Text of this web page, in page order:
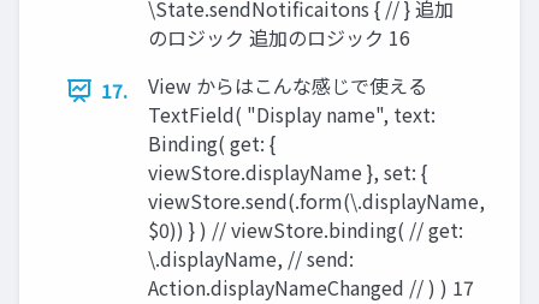
\State.sendNotificaitons { // } 追加
のロジック 追加のロジック 16
17.
View からはこんな感じで使える
TextField( "Display name", text:
Binding( get: {
viewStore.displayName }, set: {
viewStore.send(.form(\.displayName,
$0)) } ) // viewStore.binding( // get:
\.displayName, // send:
Action.displayNameChanged // ) ) 17